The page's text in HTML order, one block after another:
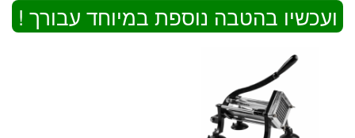
ועכשיו בהטבה נוספת במיוחד עבורך !